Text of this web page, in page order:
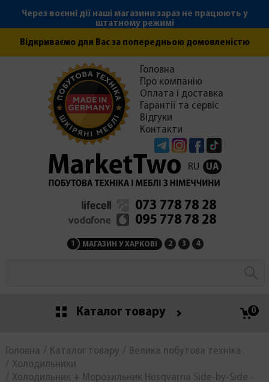
Через воєнні дії наші магазини зараз не працюють у
штатному режимі
Відкриваємо для Вас за попередньою домовленістю
TelegramInstagramFacebook
Головна
Про компанію
Оплата і доставка
Гарантії та сервіс
Відгуки
Контакти
RU UA
073 778 78 28
095 778 78 28
1 МАГАЗИН У ХАРКОВІ 2 МАГАЗИН НА
3 СЕРВІСНИЙ ЦЕНТР
4
Каталог товару 0
Головна Каталог товару
Велика побутова техніка
Холодильники
Холодильник + Морозильник Husqvarna Side-by-Side -